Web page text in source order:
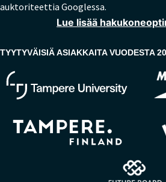
auktoriteettia Googlessa.
Lue lisää
TYYTYVÄISIÄ ASIAKKAITA VUODESTA